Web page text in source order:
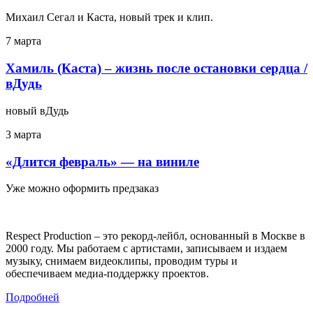
Михаил Сегал и Каста, новый трек и клип.
7 марта
Хамиль (Каста) – жизнь после остановки сердца /
вДудь
новый вДудь
3 марта
«Длится февраль» — на виниле
Уже можно оформить предзаказ
Respect Production – это рекорд-лейбл, основанный в Москве в
2000 году. Мы работаем с артистами, записываем и издаем
музыку, снимаем видеоклипы, проводим туры и
обеспечиваем медиа-поддержку проектов.
Подробней